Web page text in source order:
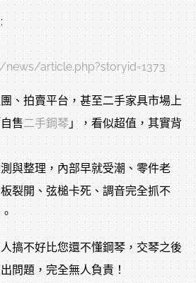
article.php?storyid=1373
、拍賣平台，甚至二手家具市場上
售二手鋼琴」，看似超值，其實背
與整理，內部早就受潮、零件老
裂開、弦槌卡死、調音完全抓不
搞不好比您還不懂鋼琴，交琴之後
問題，完全無人負責！